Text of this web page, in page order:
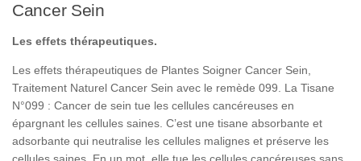
Cancer Sein
Les effets thérapeutiques.
Les effets thérapeutiques de Plantes Soigner Cancer Sein,
Traitement Naturel Cancer Sein avec le remède 099. La Tisane
N°099 : Cancer de sein tue les cellules cancéreuses en
épargnant les cellules saines. C’est une tisane absorbante et
adsorbante qui neutralise les cellules malignes et préserve les